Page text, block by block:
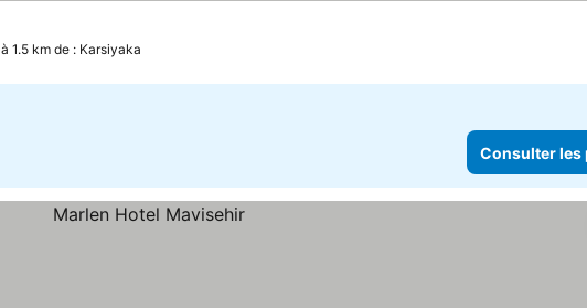
à 1.5 km de : Karsiyaka
Consulter les